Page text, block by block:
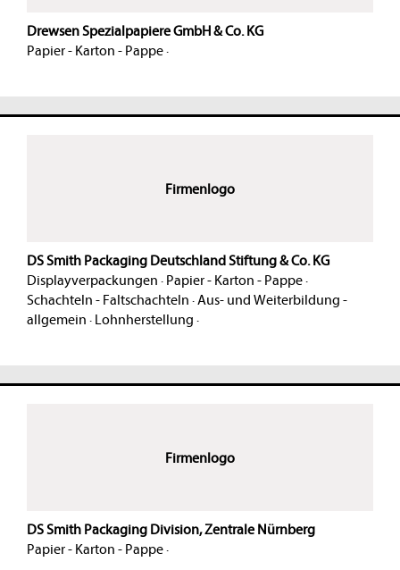
Drewsen Spezialpapiere GmbH & Co. KG
Papier - Karton - Pappe·
Firmenlogo
DS Smith Packaging Deutschland Stiftung & Co. KG
Displayverpackungen · Papier - Karton - Pappe·
Schachteln - Faltschachteln ·Aus- und Weiterbildung -
allgemein · Lohnherstellung ·
Firmenlogo
DS Smith Packaging Division, Zentrale Nürnberg
Papier - Karton - Pappe·